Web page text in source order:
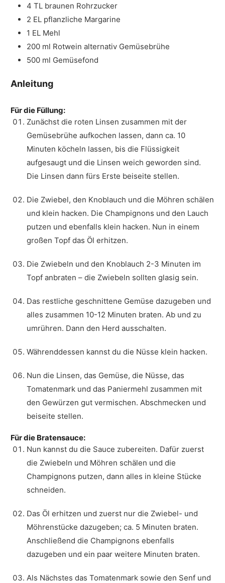
4 TL braunen Rohrzucker
2 EL pflanzliche Margarine
1 EL Mehl
200 ml Rotwein alternativ Gemüsebrühe
500 ml Gemüsefond
Anleitung
Für die Füllung:
Zunächst die roten Linsen zusammen mit der
Gemüsebrühe aufkochen lassen, dann ca. 10
Minuten köcheln lassen, bis die Flüssigkeit
aufgesaugt und die Linsen weich geworden sind.
Die Linsen dann fürs Erste beiseite stellen.
Die Zwiebel, den Knoblauch und die Möhren schälen
und klein hacken. Die Champignons und den Lauch
putzen und ebenfalls klein hacken. Nun in einem
großen Topf das Öl erhitzen.
Die Zwiebeln und den Knoblauch 2-3 Minuten im
Topf anbraten – die Zwiebeln sollten glasig sein.
Das restliche geschnittene Gemüse dazugeben und
alles zusammen 10-12 Minuten braten. Ab und zu
umrühren. Dann den Herd ausschalten.
Währenddessen kannst du die Nüsse klein hacken.
Nun die Linsen, das Gemüse, die Nüsse, das
Tomatenmark und das Paniermehl zusammen mit
den Gewürzen gut vermischen. Abschmecken und
beiseite stellen.
Für die Bratensauce:
Nun kannst du die Sauce zubereiten. Dafür zuerst
die Zwiebeln und Möhren schälen und die
Champignons putzen, dann alles in kleine Stücke
schneiden.
Das Öl erhitzen und zuerst nur die Zwiebel- und
Möhrenstücke dazugeben; ca. 5 Minuten braten.
Anschließend die Champignons ebenfalls
dazugeben und ein paar weitere Minuten braten.
Als Nächstes das Tomatenmark sowie den Senf und